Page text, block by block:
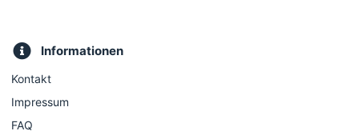
Informationen
Kontakt
Impressum
FAQ